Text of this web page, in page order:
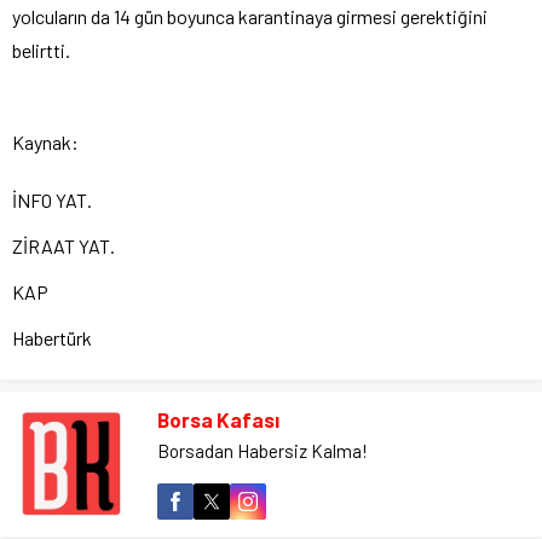
yolcuların da 14 gün boyunca karantinaya girmesi gerektiğini
belirtti.
Kaynak:
İNFO YAT.
ZİRAAT YAT.
KAP
Habertürk
Borsa Kafası
Borsadan Habersiz Kalma!